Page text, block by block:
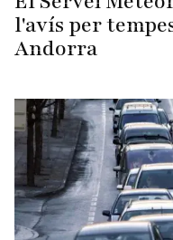
l'avís per
Andorra